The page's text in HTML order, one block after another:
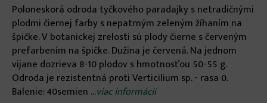
Poloneskorá odroda tyčkového paradajky s netradičnými
plodmi čiernej farby s nepatrným zeleným žíhaním na
špičke. V botanickej zrelosti sú plody čierne s červeným
prefarbením na špičke. Dužina je červená. Na jednom
vijane dozrieva 8-10 plodov s hmotnosťou 50-55 g.
Odroda je rezistentná proti Verticilium sp. - rasa 0.
Balenie: 40semien ...viac informácií